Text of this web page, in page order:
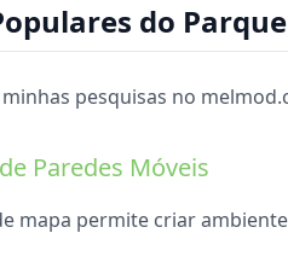
do
pesquisas no
Paredes Móveis
mapa permite criar